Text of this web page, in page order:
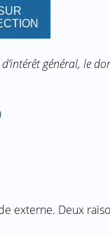
général, le
externe. Deux